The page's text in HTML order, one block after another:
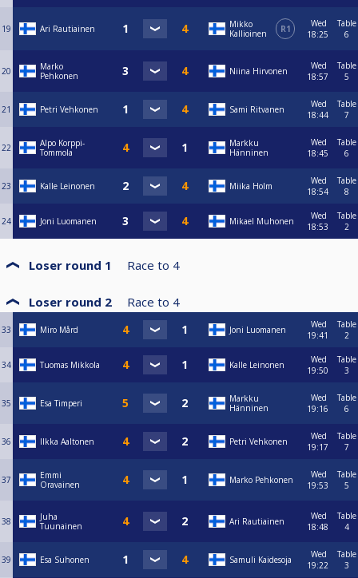
19 Ari Rautiainen
Mikko
Kallioinen
R1
Wed
18:25
Table
6
20
Marko
Pehkonen
Niina Hirvonen
Wed
18:57
Table
5
21 Petri Vehkonen Sami Ritvanen
Wed
18:44
Table
7
22
Alpo Korppi-
Tommola
Markku
Hänninen
Wed
18:45
Table
6
23 Kalle Leinonen Miika Holm
Wed
18:54
Table
8
24 Joni Luomanen Mikael Muhonen
Wed
18:53
Table
2
Loser round 1 Race to 4
Loser round 2 Race to 4
33 Miro Mård Joni Luomanen
Wed
19:41
Table
2
34 Tuomas Mikkola Kalle Leinonen
Wed
19:50
Table
3
35 Esa Timperi
Markku
Hänninen
Wed
19:16
Table
6
36 Ilkka Aaltonen Petri Vehkonen
Wed
19:17
Table
7
37
Emmi
Oravainen
Marko Pehkonen
Wed
19:53
Table
5
38
Juha
Tuunainen
Ari Rautiainen
Wed
18:48
Table
4
39 Esa Suhonen Samuli Kaidesoja
Wed
19:22
Table
3